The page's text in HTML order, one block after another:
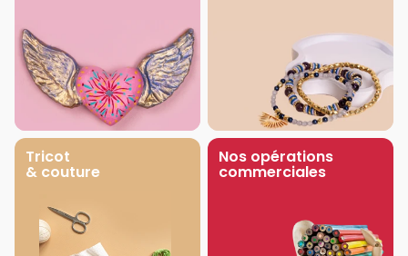
Tricot
& couture
Nos opérations
commerciales